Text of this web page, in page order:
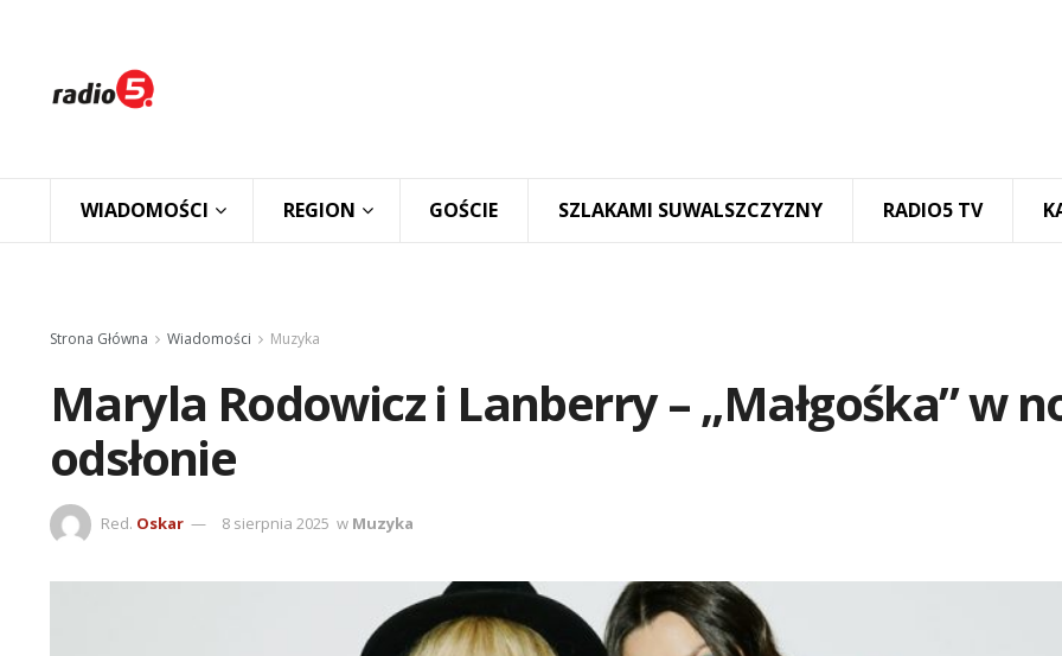
WIADOMOŚCI REGION GOŚCIE SZLAKAMI SUWALSZCZYZNY RADIO5 TV
Strona Główna Wiadomości Muzyka
Maryla Rodowicz i Lanberry – „Małgośka” w
odsłonie
Red. Oskar 8 sierpnia 2025 w Muzyka